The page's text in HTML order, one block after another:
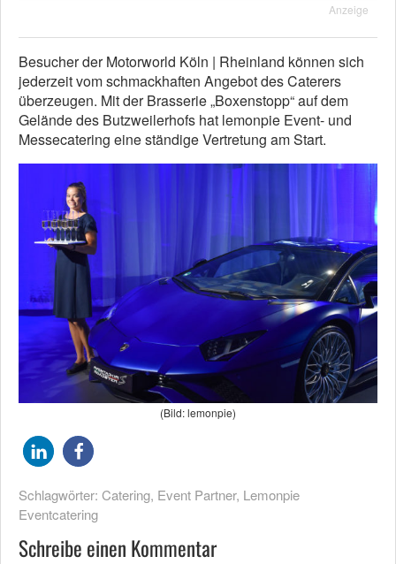
Anzeige
Besucher der Motorworld Köln | Rheinland können sich
jederzeit vom schmackhaften Angebot des Caterers
überzeugen. Mit der Brasserie „Boxenstopp“ auf dem
Gelände des Butzweilerhofs hat lemonpie Event- und
Messecatering eine ständige Vertretung am Start.
(Bild: lemonpie)
Schlagwörter: Catering, Event Partner, Lemonpie
Eventcatering
Schreibe einen Kommentar